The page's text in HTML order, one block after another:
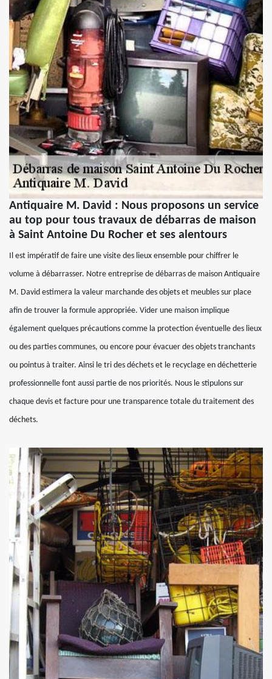
Antiquaire M. David : Nous proposons un service
au top pour tous travaux de débarras de maison
à Saint Antoine Du Rocher et ses alentours
Il est impératif de faire une visite des lieux ensemble pour chiffrer le
volume à débarrasser. Notre entreprise de débarras de maison Antiquaire
M. David estimera la valeur marchande des objets et meubles sur place
afin de trouver la formule appropriée. Vider une maison implique
également quelques précautions comme la protection éventuelle des lieux
ou des parties communes, ou encore pour évacuer des objets tranchants
ou pointus à traiter. Ainsi le tri des déchets et le recyclage en déchetterie
professionnelle font aussi partie de nos priorités. Nous le stipulons sur
chaque devis et facture pour une transparence totale du traitement des
déchets.